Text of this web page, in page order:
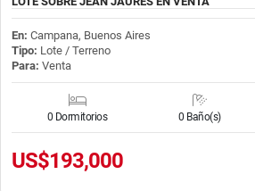
En: Campana, Buenos Aires
Tipo: Lote / Terreno
Para: Venta
0 Dormitorios 0 Baño(s)
US$193,000